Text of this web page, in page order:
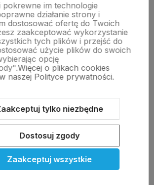
pokrewne im technologie
działanie strony i
dostosować ofertę do Twoich
zaakceptować wykorzystanie
tych plików i przejść do
użycie plików do swoich
opcję
Więcej o plikach cookies
naszej Polityce prywatności.
tylko niezbędne
Dostosuj zgody
Zaakceptuj wszystkie